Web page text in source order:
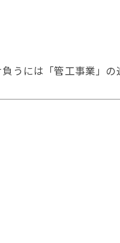
うには「管工事業」の